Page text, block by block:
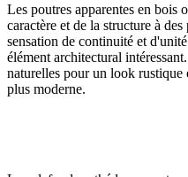
Les poutres apparentes en bois
caractère et de la structure à
sensation de continuité et
élément architectural
naturelles pour un look rustique
plus moderne.